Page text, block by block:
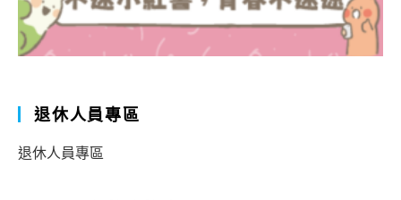
退休人員專區
退休人員專區